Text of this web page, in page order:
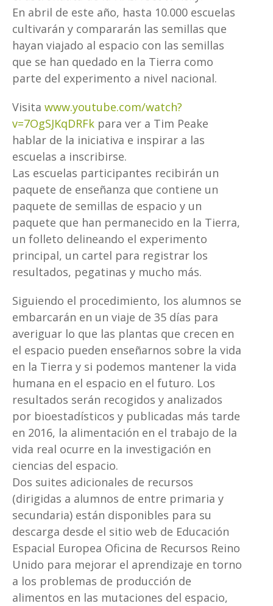
En abril de este año, hasta 10.000 escuelas
cultivarán y compararán las semillas que
hayan viajado al espacio con las semillas
que se han quedado en la Tierra como
parte del experimento a nivel nacional.
Visita www.youtube.com/watch?
v=7OgSJKqDRFk para ver a Tim Peake
hablar de la iniciativa e inspirar a las
escuelas a inscribirse.
Las escuelas participantes recibirán un
paquete de enseñanza que contiene un
paquete de semillas de espacio y un
paquete que han permanecido en la Tierra,
un folleto delineando el experimento
principal, un cartel para registrar los
resultados, pegatinas y mucho más.
Siguiendo el procedimiento, los alumnos se
embarcarán en un viaje de 35 días para
averiguar lo que las plantas que crecen en
el espacio pueden enseñarnos sobre la vida
en la Tierra y si podemos mantener la vida
humana en el espacio en el futuro. Los
resultados serán recogidos y analizados
por bioestadísticos y publicadas más tarde
en 2016, la alimentación en el trabajo de la
vida real ocurre en la investigación en
ciencias del espacio.
Dos suites adicionales de recursos
(dirigidas a alumnos de entre primaria y
secundaria) están disponibles para su
descarga desde el sitio web de Educación
Espacial Europea Oficina de Recursos Reino
Unido para mejorar el aprendizaje en torno
a los problemas de producción de
alimentos en las mutaciones del espacio,